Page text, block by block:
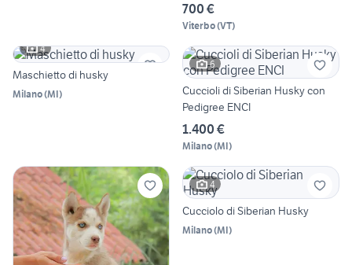
700 €
Viterbo(VT)
4
Maschietto di husky
Milano(MI)
6
Cuccioli di Siberian Husky con
Pedigree ENCI
1.400 €
Milano(MI)
4
Cucciolo di Siberian Husky
Milano(MI)